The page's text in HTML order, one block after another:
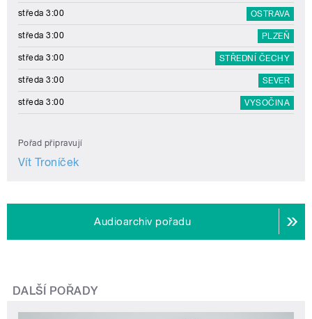
středa 3:00 OSTRAVA
středa 3:00 PLZEŇ
středa 3:00 STŘEDNÍ ČECHY
středa 3:00 SEVER
středa 3:00 VYSOČINA
Pořad připravují
Vít Troníček
Audioarchiv pořadu
DALŠÍ POŘADY